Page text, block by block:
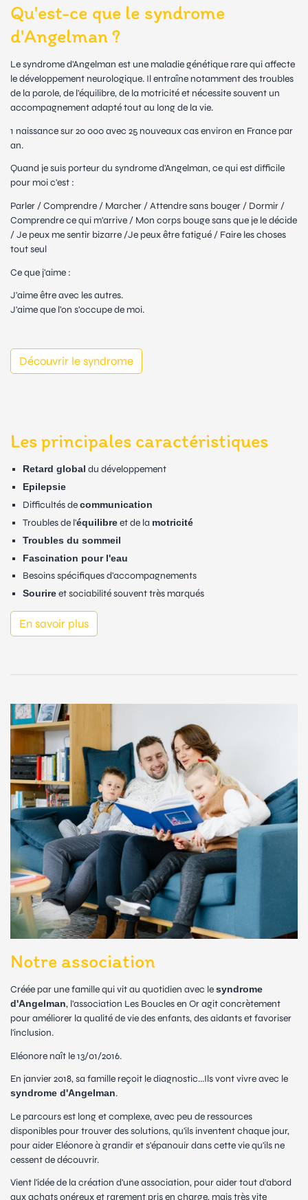
Qu'est-ce que le syndrome
d'Angelman ?
Le syndrome d'Angelman est une maladie génétique rare qui affecte
le développement neurologique. Il entraîne notamment des troubles
de la parole, de l'équilibre, de la motricité et nécessite souvent un
accompagnement adapté tout au long de la vie.
1 naissance sur 20 000 avec 25 nouveaux cas environ en France par
an.
Quand je suis porteur du syndrome d'Angelman, ce qui est difficile
pour moi c'est :
Parler / Comprendre / Marcher / Attendre sans bouger / Dormir /
Comprendre ce qui m'arrive / Mon corps bouge sans que je le décide
/ Je peux me sentir bizarre /Je peux être fatigué / Faire les choses
tout seul
Ce que j'aime :
J'aime être avec les autres.
J'aime que l'on s'occupe de moi.
Découvrir le syndrome
Les principales caractéristiques
Retard global du développement
Epilepsie
Difficultés decommunication
Troubles de l'équilibreet de la motricité
Troubles du sommeil
Fascination pour l'eau
Besoins spécifiques d'accompagnements
Sourireet sociabilité souvent très marqués
En savoir plus
Notre association
Créée par une famille qui vit au quotidien avec lesyndrome
d'Angelman, l'association Les Boucles en Or agit concrètement
pour améliorer la qualité de vie des enfants, des aidants et favoriser
l'inclusion.
Eléonore naît le 13/01/2016.
En janvier 2018, sa famille reçoit le diagnostic...Ils vont vivre avec le
syndrome d'Angelman.
Le parcours est long et complexe, avec peu de ressources
disponibles pour trouver des solutions, qu'ils inventent chaque jour,
pour aider Eléonore à grandir et s'épanouir dans cette vie qu'ils ne
cessent de découvrir.
Vient l'idée de la création d'une association, pour aider tout d'abord
aux achats onéreux et rarement pris en charge, mais très vite